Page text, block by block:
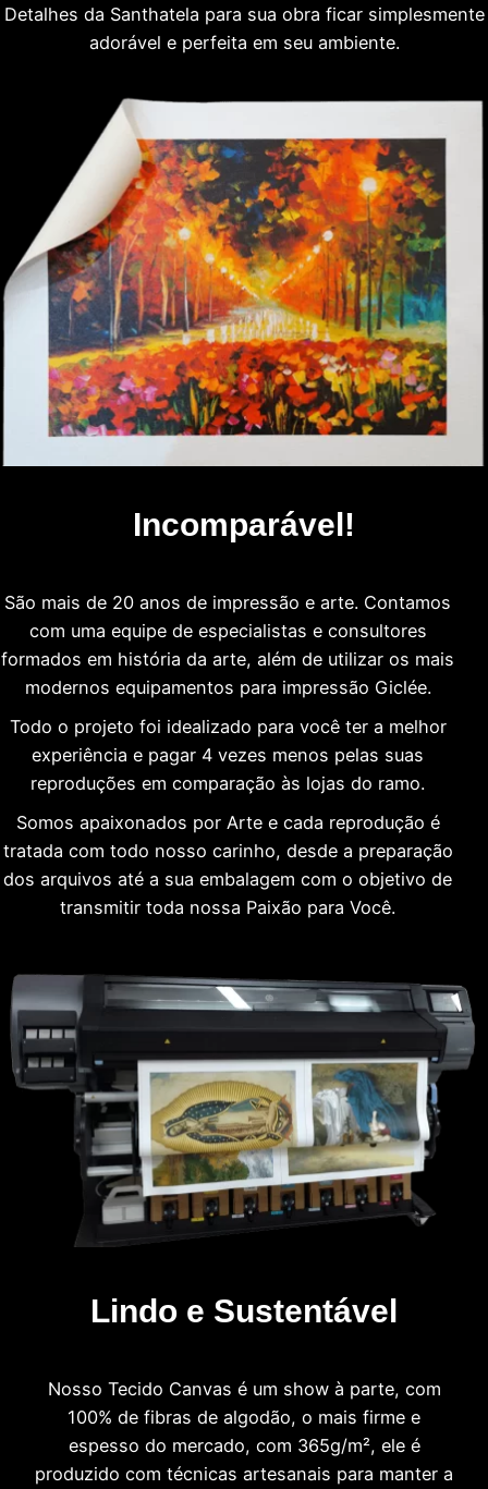
Detalhes da Santhatela para sua obra ficar simplesmente
adorável e perfeita em seu ambiente.
Incomparável!
São mais de 20 anos de impressão e arte. Contamos
com uma equipe de especialistas e consultores
formados em história da arte, além de utilizar os mais
modernos equipamentos para impressão Giclée.
Todo o projeto foi idealizado para você ter a melhor
experiência e pagar 4 vezes menos pelas suas
reproduções em comparação às lojas do ramo.
Somos apaixonados por Arte e cada reprodução é
tratada com todo nosso carinho, desde a preparação
dos arquivos até a sua embalagem com o objetivo de
transmitir toda nossa Paixão para Você.
Lindo e Sustentável
Nosso Tecido Canvas é um show à parte, com
100% de fibras de algodão, o mais firme e
espesso do mercado, com 365g/m², ele é
produzido com técnicas artesanais para manter a